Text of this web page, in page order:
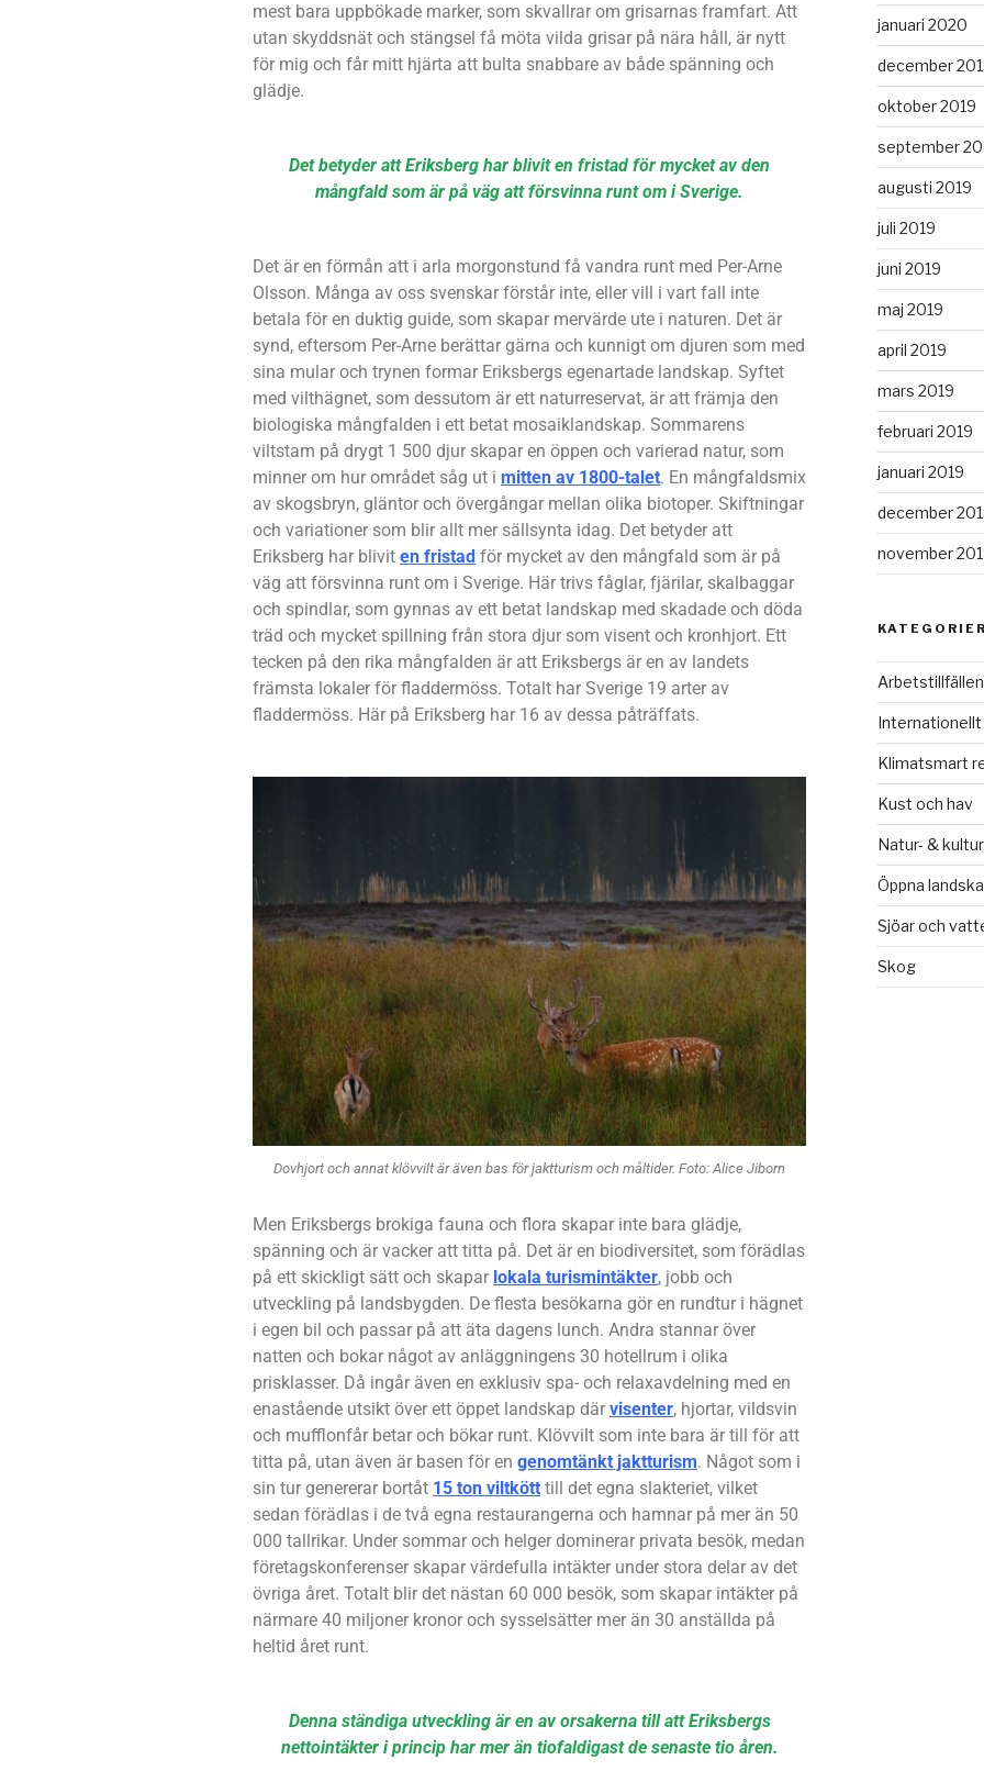
mest bara uppbökade marker, som skvallrar om grisarnas framfart. Att
utan skyddsnät och stängsel få möta vilda grisar på nära håll, är nytt
för mig och får mitt hjärta att bulta snabbare av både spänning och
glädje.
Det betyder att Eriksberg har blivit en fristad för mycket av den
mångfald som är på väg att försvinna runt om i Sverige.
Det är en förmån att i arla morgonstund få vandra runt med Per-Arne
Olsson. Många av oss svenskar förstår inte, eller vill i vart fall inte
betala för en duktig guide, som skapar mervärde ute i naturen. Det är
synd, eftersom Per-Arne berättar gärna och kunnigt om djuren som med
sina mular och trynen formar Eriksbergs egenartade landskap. Syftet
med vilthägnet, som dessutom är ett naturreservat, är att främja den
biologiska mångfalden i ett betat mosaiklandskap. Sommarens
viltstam på drygt 1 500 djur skapar en öppen och varierad natur, som
minner om hur området såg ut i mitten av 1800-talet. En mångfaldsmix
av skogsbryn, gläntor och övergångar mellan olika biotoper. Skiftningar
och variationer som blir allt mer sällsynta idag. Det betyder att
Eriksberg har blivit en fristad för mycket av den mångfald som är på
väg att försvinna runt om i Sverige. Här trivs fåglar, fjärilar, skalbaggar
och spindlar, som gynnas av ett betat landskap med skadade och döda
träd och mycket spillning från stora djur som visent och kronhjort. Ett
tecken på den rika mångfalden är att Eriksbergs är en av landets
främsta lokaler för fladdermöss. Totalt har Sverige 19 arter av
fladdermöss. Här på Eriksberg har 16 av dessa påträffats.
Dovhjort och annat klövvilt är även bas för jaktturism och måltider. Foto: Alice Jiborn
Men Eriksbergs brokiga fauna och flora skapar inte bara glädje,
spänning och är vacker att titta på. Det är en biodiversitet, som förädlas
på ett skickligt sätt och skapar lokala turismintäkter, jobb och
utveckling på landsbygden. De flesta besökarna gör en rundtur i hägnet
i egen bil och passar på att äta dagens lunch. Andra stannar över
natten och bokar något av anläggningens 30 hotellrum i olika
prisklasser. Då ingår även en exklusiv spa- och relaxavdelning med en
enastående utsikt över ett öppet landskap där visenter, hjortar, vildsvin
och mufflonfår betar och bökar runt. Klövvilt som inte bara är till för att
titta på, utan även är basen för en genomtänkt jaktturism. Något som i
sin tur genererar bortåt 15 ton viltkött till det egna slakteriet, vilket
sedan förädlas i de två egna restaurangerna och hamnar på mer än 50
000 tallrikar. Under sommar och helger dominerar privata besök, medan
företagskonferenser skapar värdefulla intäkter under stora delar av det
övriga året. Totalt blir det nästan 60 000 besök, som skapar intäkter på
närmare 40 miljoner kronor och sysselsätter mer än 30 anställda på
heltid året runt.
Denna ständiga utveckling är en av orsakerna till att Eriksbergs
nettointäkter i princip har mer än tiofaldigast de senaste tio åren.
januari 2020
december
oktober 2019
september
augusti 2019
juli 2019
juni 2019
maj 2019
april 2019
mars 2019
februari 2019
januari 2019
december
november
Arbetstillfällen
Internationellt
Klimatsmart
Kust och hav
Natur- &
Öppna
Sjöar och
Skog